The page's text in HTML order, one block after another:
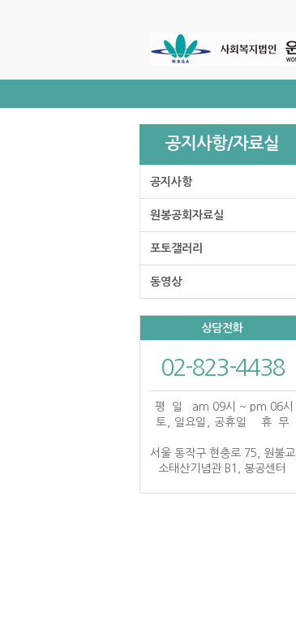
공지사항/자료실
공지사항
원봉공회자료실
포토갤러리
동영상
상담전화
02-823-4438
평 일
am 09시 ~ pm 06시
토, 일요일, 공휴일 휴 무
서울 동작구 현충로 75, 원불교
소태산기념관 B1, 봉공센터